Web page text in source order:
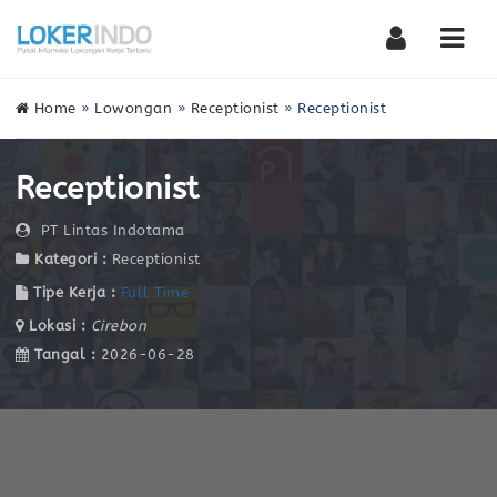
Home » Lowongan » Receptionist » Receptionist
Receptionist
PT Lintas Indotama
Kategori : Receptionist
Tipe Kerja : Full Time
Lokasi : Cirebon
Tangal : 2026-06-28